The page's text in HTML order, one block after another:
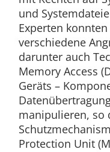
und
Experten
verschiedene
darunter auch
Memory Access
Geräts –
manipulieren, so
Protection Unit